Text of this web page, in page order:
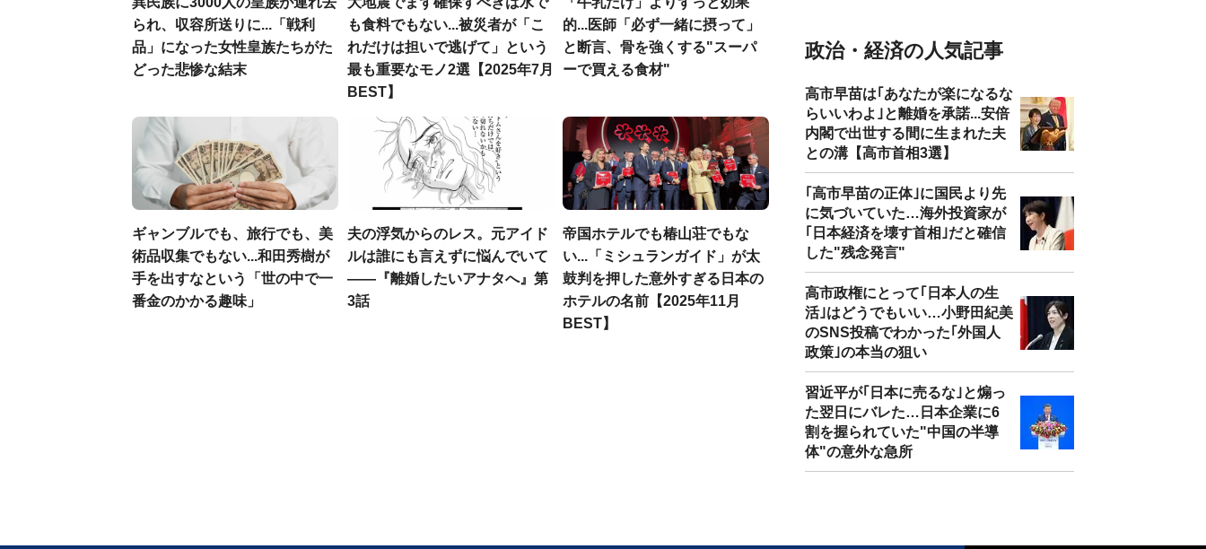
られ、収容所送りに...「戦利
品」になった女性皇族たちがた
どった悲惨な結末
も食料でもない...被災者が「こ
れだけは担いで逃げて」という
最も重要なモノ2選【2025年7月
BEST】
的...医師「必ず一緒に摂って」
と断言、骨を強くする"スーパ
ーで買える食材"
ギャンブルでも、旅行でも、美
術品収集でもない...和田秀樹が
手を出すなという「世の中で一
番金のかかる趣味」
夫の浮気からのレス。元アイド
ルは誰にも言えずに悩んでいて
――『離婚したいアナタへ』第
3話
帝国ホテルでも椿山荘でもな
い...「ミシュランガイド」が太
鼓判を押した意外すぎる日本の
ホテルの名前【2025年11月
BEST】
政治・経済の人気記事
高市早苗は｢あなたが楽になるな
らいいわよ｣と離婚を承諾...安倍
内閣で出世する間に生まれた夫
との溝【高市首相3選】
｢高市早苗の正体｣に国民より先
に気づいていた…海外投資家が
｢日本経済を壊す首相｣だと確信
した"残念発言"
高市政権にとって｢日本人の生
活｣はどうでもいい…小野田紀美
のSNS投稿でわかった｢外国人
政策｣の本当の狙い
習近平が｢日本に売るな｣と煽っ
た翌日にバレた…日本企業に6
割を握られていた"中国の半導
体"の意外な急所